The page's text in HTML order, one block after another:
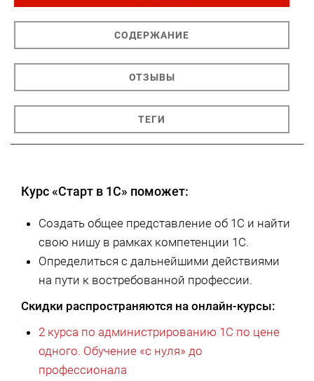
СОДЕРЖАНИЕ
ОТЗЫВЫ
ТЕГИ
Курс «Старт в 1С» поможет:
Создать общее представление об 1C и найти
свою нишу в рамках компетенции 1С.
Определиться с дальнейшими действиями
на пути к востребованной профессии.
Скидки распространяются на онлайн-курсы:
2 курса по администрированию 1С по цене
одного. Обучение «с нуля» до
профессионала